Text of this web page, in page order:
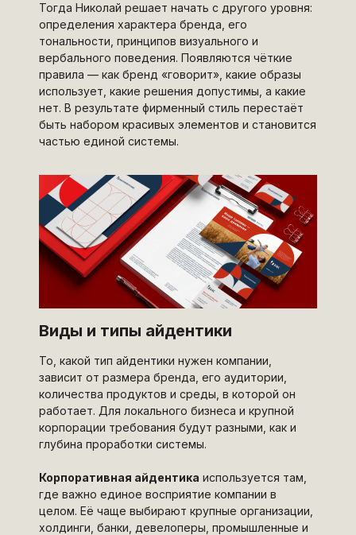
Тогда Николай решает начать с другого уровня:
определения характера бренда, его
тональности, принципов визуального и
вербального поведения. Появляются чёткие
правила — как бренд «говорит», какие образы
использует, какие решения допустимы, а какие
нет. В результате фирменный стиль перестаёт
быть набором красивых элементов и становится
частью единой системы.
То, какой тип айдентики нужен компании,
зависит от размера бренда, его аудитории,
количества продуктов и среды, в которой он
работает. Для локального бизнеса и крупной
корпорации требования будут разными, как и
глубина проработки системы.
Корпоративная айдентика используется там,
где важно единое восприятие компании в
целом. Её чаще выбирают крупные организации,
холдинги, банки, девелоперы, промышленные и
Виды и типы айдентики